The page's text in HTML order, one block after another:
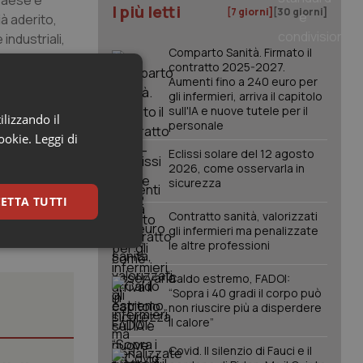
aderito,
tutti
I più letti [7 giorni] [30 giorni]
Comparto Sanità. Firmato il
contratto 2025-2027.
Aumenti fino a 240 euro per
gli infermieri, arriva il capitolo
sull'IA e nuove tutele per il
personale
Eclissi solare del 12 agosto
2026, come osservarla in
sicurezza
Contratto sanità, valorizzati
gli infermieri ma penalizzate
le altre professioni
Caldo estremo, FADOI:
“Sopra i 40 gradi il corpo può
non riuscire più a disperdere
il calore”
Covid. Il silenzio di Fauci e il
il
Leggi di
TUTTI